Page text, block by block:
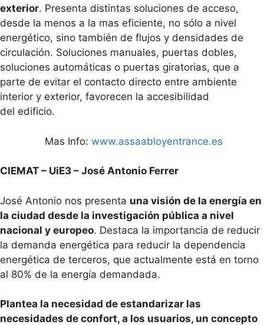
exterior. Presenta distintas soluciones de acceso,
desde la menos a la mas eficiente, no sólo a nivel
energético, sino también de flujos y densidades de
circulación. Soluciones manuales, puertas dobles,
soluciones automáticas o puertas giratorias, que a
parte de evitar el contacto directo entre ambiente
interior y exterior, favorecen la accesibilidad
del edificio.
Mas Info: www.assaabloyentrance.es
CIEMAT – UiE3 – José Antonio Ferrer
José Antonio nos presenta una visión de la energía en
la ciudad desde la investigación pública a nivel
nacional y europeo. Destaca la importancia de reducir
la demanda energética para reducir la dependencia
energética de terceros, que actualmente está en torno
al 80% de la energía demandada.
Plantea la necesidad de estandarizar las
necesidades de confort, a los usuarios, un concepto